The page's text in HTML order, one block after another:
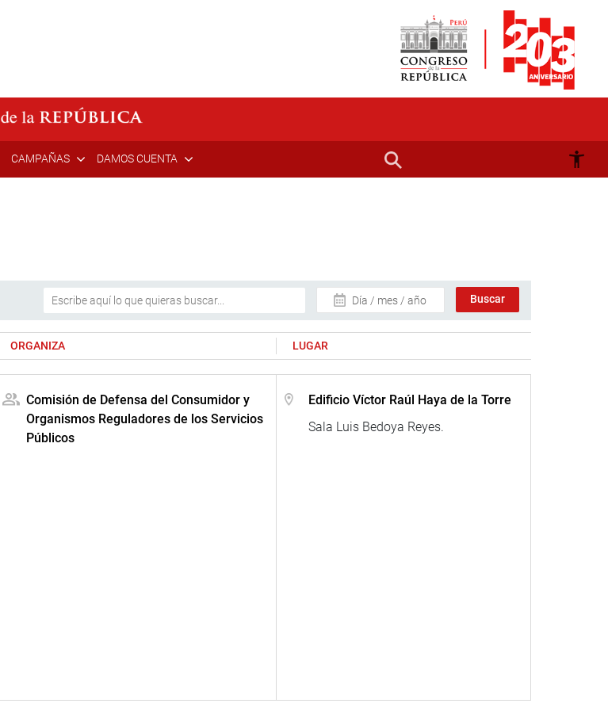
CAMPAÑAS DAMOS CUENTA
Día / mes / año
ORGANIZA LUGAR
Comisión de Defensa del Consumidor y
Organismos Reguladores de los Servicios
Públicos
Edificio Víctor Raúl Haya de la Torre
Sala Luis Bedoya Reyes.